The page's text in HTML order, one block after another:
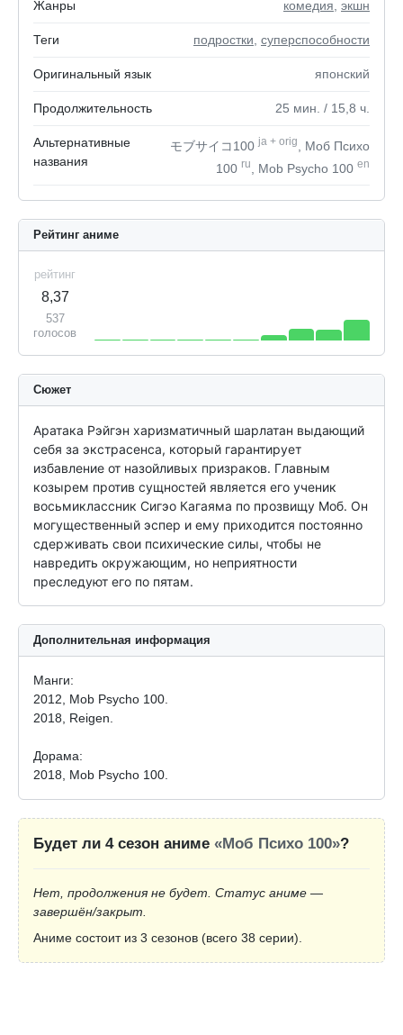
Жанры комедия экшн
Теги подростки суперспособности
Оригинальный язык японский
Продолжительность 25 мин. / 15,8 ч.
Альтернативные
названия
モブサイコ100ja + orig
, Моб Психо
100 ru , Mob Psycho 100 en
Рейтинг аниме
рейтинг
8,37
537
голосов
Сюжет
Аратака Рэйгэн харизматичный шарлатан выдающий
себя за экстрасенса, который гарантирует
избавление от назойливых призраков. Главным
козырем против сущностей является его ученик
восьмиклассник Сигэо Кагаяма по прозвищу Моб. Он
могущественный эспер и ему приходится постоянно
сдерживать свои психические силы, чтобы не
навредить окружающим, но неприятности
преследуют его по пятам.
Дополнительная информация
Манги:
2012, Mob Psycho 100.
2018, Reigen.
Дорама:
2018, Mob Psycho 100.
Будет ли 4 сезон аниме «Моб Психо 100»?
Нет, продолжения не будет. Статус аниме —
завершён/закрыт.
Аниме состоит из 3 сезонов (всего 38 серии).